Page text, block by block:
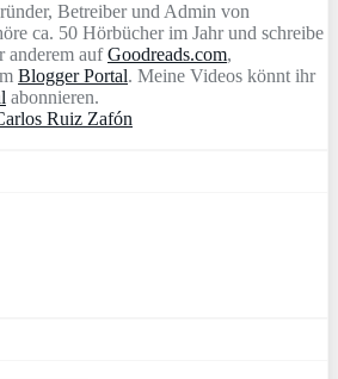
Betreiber und Admin von
ca. 50 Hörbücher im Jahr und schreibe
anderem aufGoodreads.com,
Blogger Portal. Meine Videos könnt ihr
abonnieren.
Ruiz Zafón